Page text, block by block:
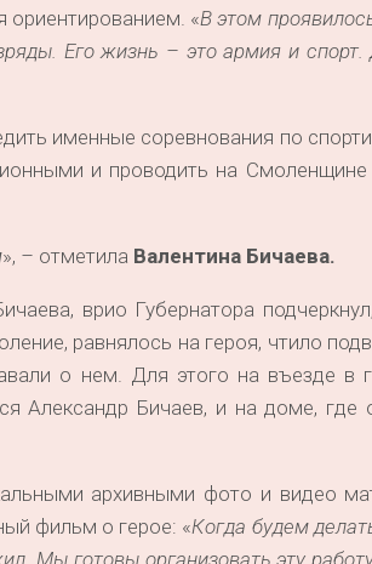
ориентированием. «В этом
Его жизнь – это армия и
именные соревнования по
и проводить на
», – отметила Валентина Бичаева.
врио Губернатора
равнялось на героя, чтило
о нем. Для этого на въезде в
Александр Бичаев, и на доме,
архивными фото и видео
фильм о герое: «Когда будем
Мы готовы организовать эту